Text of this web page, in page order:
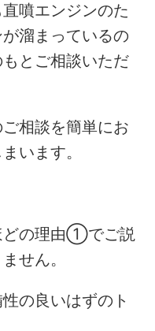
噴エンジンのた
溜まっているの
とご相談いただ
相談を簡単にお
います。
どの理由①でご説
せん。
の良いはずのト